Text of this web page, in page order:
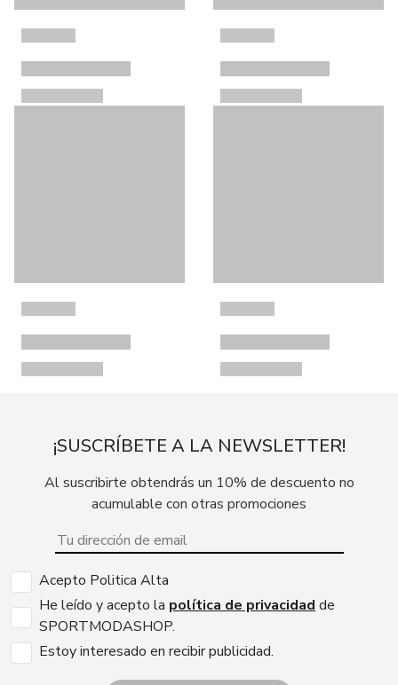
¡SUSCRÍBETE A LA NEWSLETTER!
Al suscribirte obtendrás un 10% de descuento no
acumulable con otras promociones
Acepto Politica Alta
He leído y acepto la política de privacidad de
SPORTMODASHOP.
Estoy interesado en recibir publicidad.